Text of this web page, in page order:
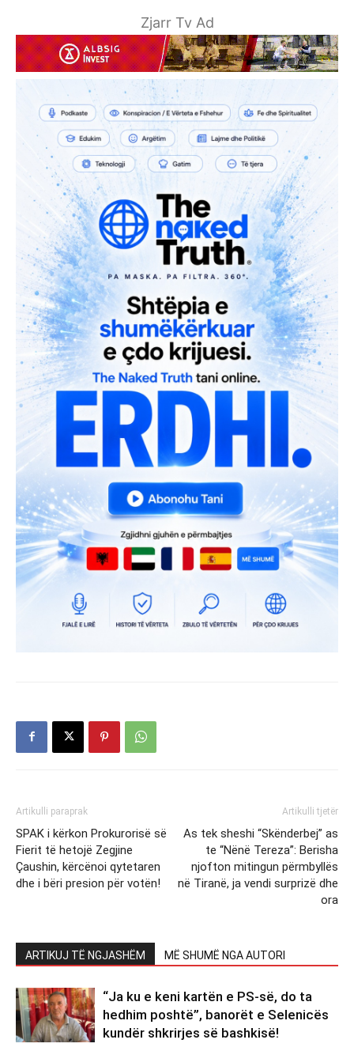
Zjarr Tv Ad
Artikulli paraprak
SPAK i kërkon Prokurorisë së
Fierit të hetojë Zegjine
Çaushin, kërcënoi qytetaren
dhe i bëri presion për votën!
Artikulli tjetër
As tek sheshi “Skënderbej” as
te “Nënë Tereza”: Berisha
njofton mitingun përmbyllës
në Tiranë, ja vendi surprizë dhe
ora
ARTIKUJ TË NGJASHËM MË SHUMË NGA AUTORI
“Ja ku e keni kartën e PS-së, do ta
hedhim poshtë”, banorët e Selenicës
kundër shkrirjes së bashkisë!